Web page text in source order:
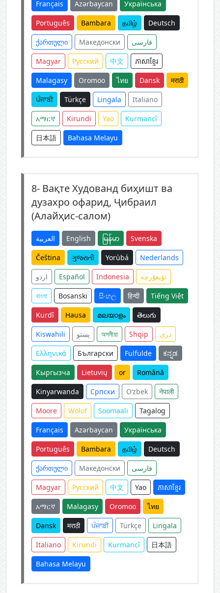
Français Azərbaycan Українська
Português Bambara தமிழ் Deutsch
ქართული Македонски فارسی
Magyar Русский 中文 ភាសាខ្មែរ
Malagasy Oromoo ไทย Dansk मराठी
ਪੰਜਾਬੀ Türkçe Lingala Italiano
አማርኛ Kirundi Yao Kurmancî
日本語 Bahasa Melayu
8- Вақте Худованд биҳишт ва
дузахро офарид, Ҷибраил
(Алайҳис-салом)
العربية English မြန်မာ Svenska
Čeština ગુજરાતી Yorùbá Nederlands
اردو Español Indonesia ئۇيغۇرچە
বাংলা Bosanski සිංහල हिन्दी Tiếng Việt
Kurdî Hausa മലയാളം తెలుగు
Kiswahili پښتو অসমীয়া Shqip دری
Ελληνικά Български Fulfulde ಕನ್ನಡ
Кыргызча Lietuvių or Română
Kinyarwanda Српски O‘zbek नेपाली
Moore Wolof Soomaali Tagalog
Français Azərbaycan Українська
Português Bambara தமிழ் Deutsch
ქართული Македонски فارسی
Magyar Русский 中文 Yao ភាសាខ្មែរ
አማርኛ Malagasy Oromoo ไทย
Dansk मराठी ਪੰਜਾਬੀ Türkçe Lingala
Italiano Kirundi Kurmancî 日本語
Bahasa Melayu